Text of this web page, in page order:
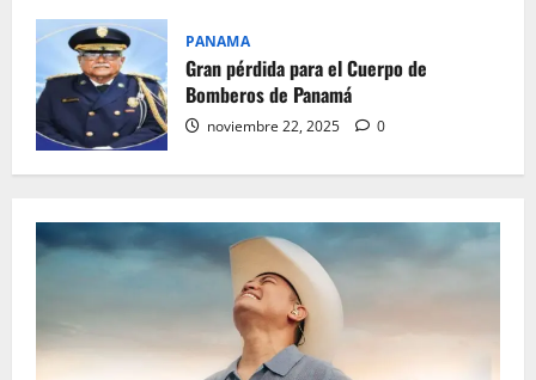
PANAMA
Gran pérdida para el Cuerpo de
Bomberos de Panamá
noviembre 22, 2025 0